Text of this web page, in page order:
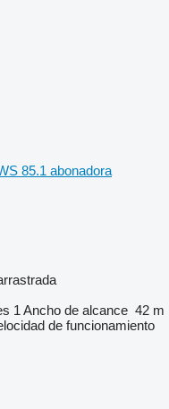
85.1 abonadora
1 Ancho de alcance 42 m
de funcionamiento